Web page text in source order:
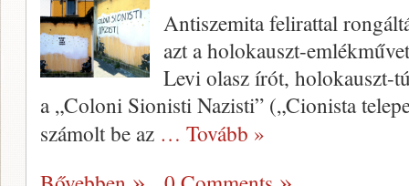
Antiszemita felirattal
azt a holokauszt-
Levi olasz írót, holokauszt-
a „Coloni Sionisti Nazisti” („Cionista
számolt be az … Tovább »